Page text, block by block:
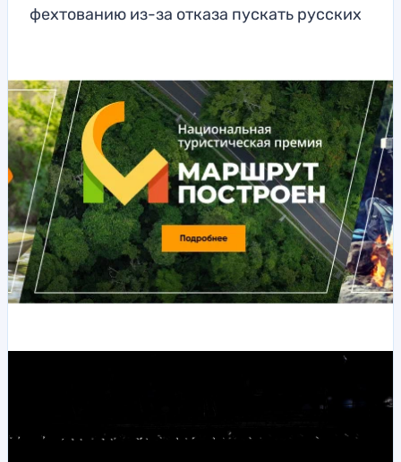
фехтованию из-за отказа пускать русских